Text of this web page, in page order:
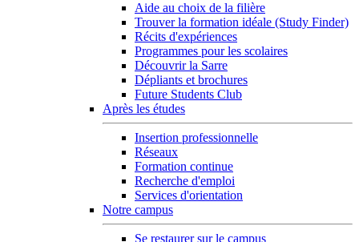
Aide au choix de la filière
Trouver la formation idéale (Study Finder)
Récits d'expériences
Programmes pour les scolaires
Découvrir la Sarre
Dépliants et brochures
Future Students Club
Après les études
Insertion professionnelle
Réseaux
Formation continue
Recherche d'emploi
Services d'orientation
Notre campus
Se restaurer sur le campus